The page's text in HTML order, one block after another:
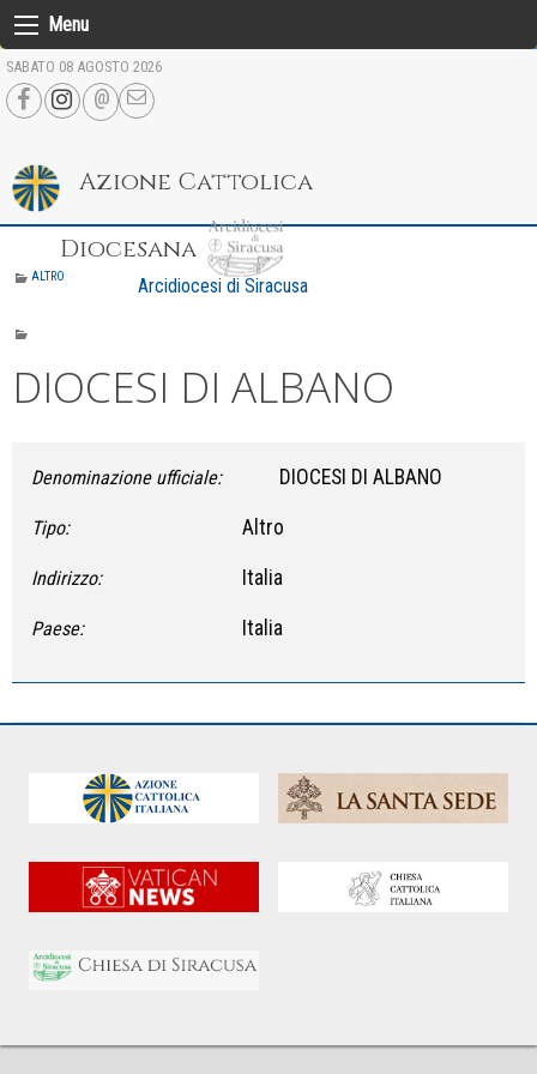
Skip
to
content
Menu
SABATO 08 AGOSTO 2026
Azione Cattolica
Diocesana
Arcidiocesi di Siracusa
ALTRO
DIOCESI DI ALBANO
Denominazione ufficiale: DIOCESI DI ALBANO
Tipo: Altro
Indirizzo: Italia
Paese: Italia